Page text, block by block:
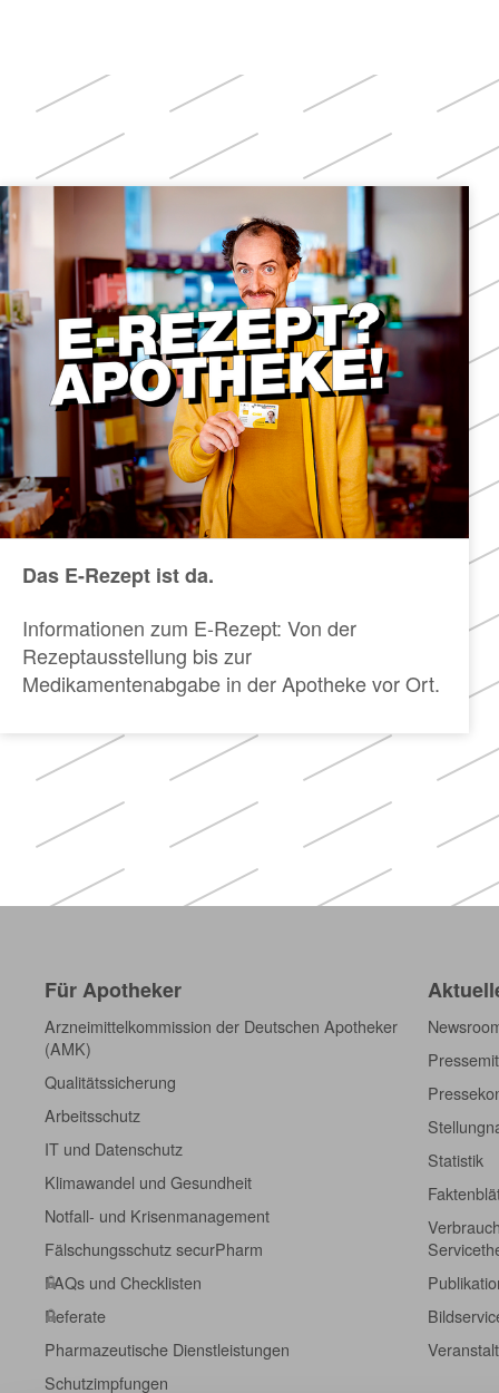
Weitere
Themen
Das E-Rezept ist da.
Informationen zum E-Rezept: Von der
Rezeptausstellung bis zur
Medikamentenabgabe in der Apotheke vor Ort.
Für Apotheker
Arzneimittelkommission der Deutschen Apotheker
(AMK)
Qualitätssicherung
Arbeitsschutz
IT und Datenschutz
Klimawandel und Gesundheit
Notfall- und Krisenmanagement
Fälschungsschutz securPharm
FAQs und Checklisten
Referate
Pharmazeutische Dienstleistungen
Schutzimpfungen
Statistik